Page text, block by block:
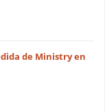
de Ministry en